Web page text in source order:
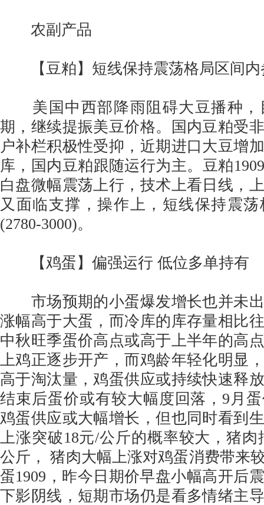
农副产品
【豆粕】短线保持震荡格局区间内
美国中西部降雨阻碍大豆播种，
期，继续提振美豆价格。国内豆粕受
户补栏积极性受抑，近期进口大豆增
库，国内豆粕跟随运行为主。豆粕
白盘微幅震荡上行，技术上看日线，
又面临支撑，操作上，短线保持震
(2780-3000)。
【鸡蛋】偏强运行 低位多单持有
市场预期的小蛋爆发增长也并未出
涨幅高于大蛋，而冷库的库存量相比
中秋旺季蛋价高点或高于上半年的高
上鸡正逐步开产，而鸡龄年轻化明显
高于淘汰量，鸡蛋供应或持续快速释
结束后蛋价或有较大幅度回落，9月
鸡蛋供应或大幅增长，但也同时看到
上涨突破18元/公斤的概率较大，猪肉
公斤， 猪肉大幅上涨对鸡蛋消费带来
蛋1909，昨今日期价早盘小幅高开后
下影阴线，短期市场仍是看多情绪主